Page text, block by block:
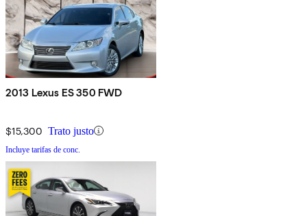
2013 Lexus ES 350 FWD
$15,300 Trato justo
Incluye tarifas de conc.